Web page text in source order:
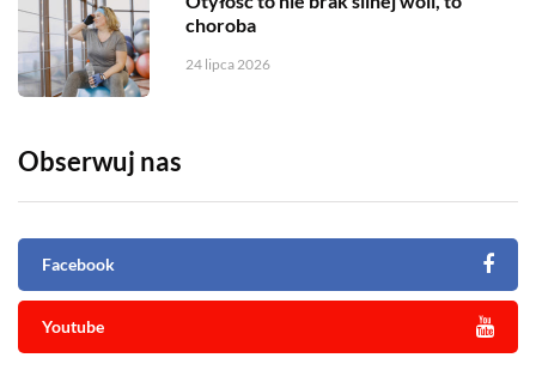
choroba
24 lipca 2026
Obserwuj nas
Facebook
Youtube